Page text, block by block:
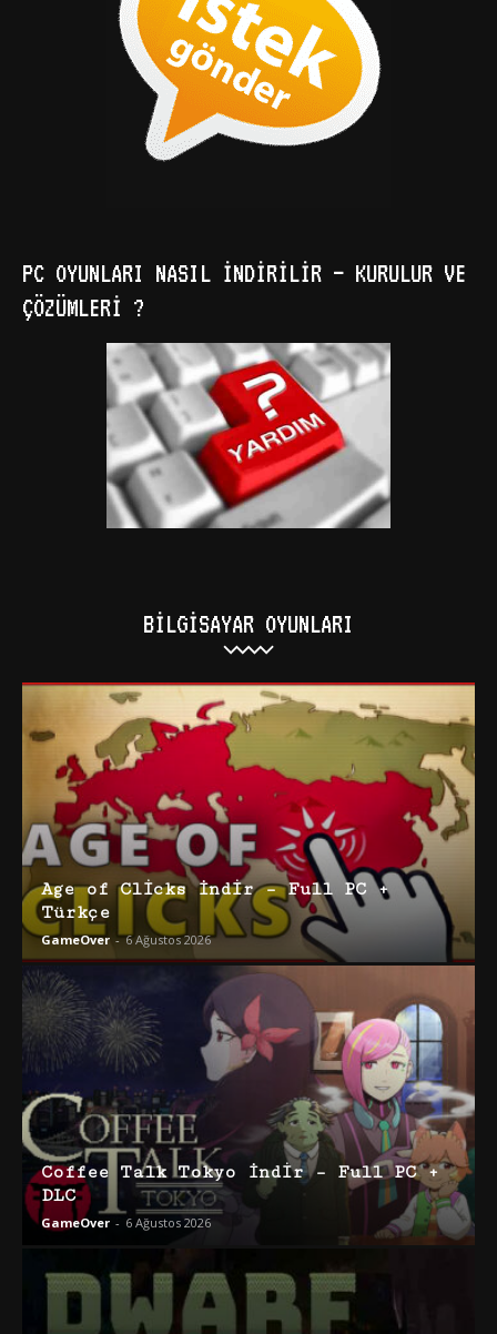
PC OYUNLARI NASIL İNDIRILIR – KURULUR VE
ÇÖZÜMLERI ?
BILGISAYAR OYUNLARI
Age of Clicks İndir – Full PC +
Türkçe
GameOver - 6 Ağustos 2026
Coffee Talk Tokyo İndir – Full PC +
DLC
GameOver - 6 Ağustos 2026